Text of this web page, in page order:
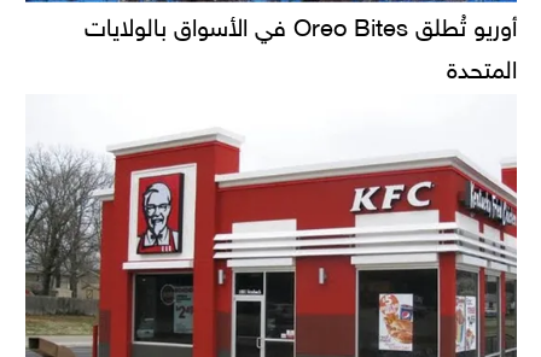
أوريو تُطلق Oreo Bites في الأسواق بالولايات
المتحدة